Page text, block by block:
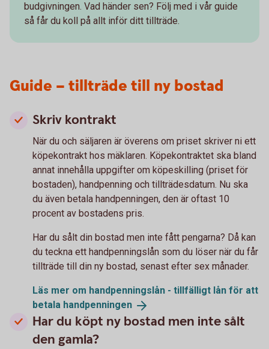
budgivningen. Vad händer sen? Följ med i vår guide
så får du koll på allt inför ditt tillträde.
Guide – tillträde till ny bostad
Skriv kontrakt
När du och säljaren är överens om priset skriver ni ett
köpekontrakt hos mäklaren. Köpekontraktet ska bland
annat innehålla uppgifter om köpeskilling (priset för
bostaden), handpenning och tillträdesdatum. Nu ska
du även betala handpenningen, den är oftast 10
procent av bostadens pris.
Har du sålt din bostad men inte fått pengarna? Då kan
du teckna ett handpenningslån som du löser när du får
tillträde till din ny bostad, senast efter sex månader.
Läs mer om handpenningslån - tillfälligt lån för att
betala handpenningen
Har du köpt ny bostad men inte sålt
den gamla?